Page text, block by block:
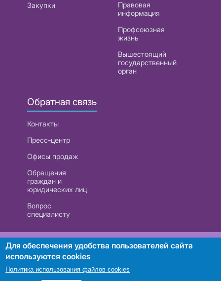
Закупки
Правовая
информация
Профсоюзная
жизнь
Вышестоящий
государственный
орган
Обратная связь
Контакты
Пресс-центр
Офисы продаж
Обращения
граждан и
юридических лиц
Вопрос
специалисту
РУП «Белтелеком». УНП 101007741
Для обеспечения удобства пользователей сайта
используются cookies
Политика использования файлов cookies